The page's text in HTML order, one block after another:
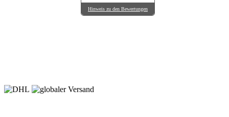
Hinweis zu den Bewertungen